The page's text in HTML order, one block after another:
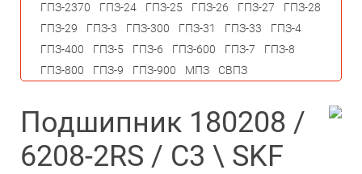
Подшипник 180208 /
6208-2RS / С3 \ SKF
ГПЗ-2370
ГПЗ-24 ГПЗ-25 ГПЗ-26 ГПЗ-27
ГПЗ-28
ГПЗ-29
ГПЗ-3 ГПЗ-300 ГПЗ-31 ГПЗ-33
ГПЗ-4
ГПЗ-400
ГПЗ-5 ГПЗ-6 ГПЗ-600 ГПЗ-7
ГПЗ-8
ГПЗ-800
ГПЗ-9 ГПЗ-900 МПЗ СВПЗ